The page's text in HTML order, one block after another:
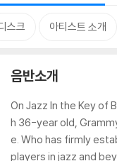
스크 아티스트 소개
음반소개
On Jazz In the Key of
h 36-year old,
e. Who has firmly
players in jazz and